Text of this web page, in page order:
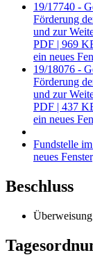
19/17740 -
Förderung
und zur
PDF | 969
ein neues
19/18076 -
Förderung
und zur
PDF | 437
ein neues
Fundstelle
neues
Beschluss
Überweisung